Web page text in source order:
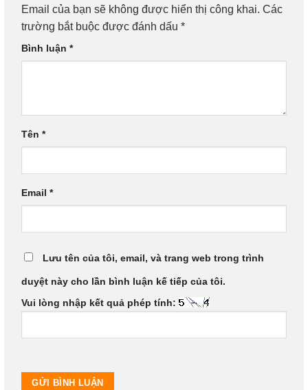
Email của bạn sẽ không được hiển thị công khai. Các
trường bắt buộc được đánh dấu *
Bình luận *
Tên *
Email *
Lưu tên của tôi, email, và trang web trong trình
duyệt này cho lần bình luận kế tiếp của tôi.
Vui lòng nhập kết quả phép tính: